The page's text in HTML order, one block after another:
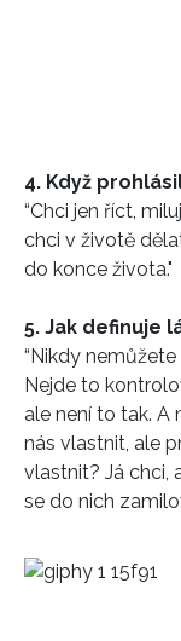
4. Když
“Chci jen říct,
chci v životě
do konce života."
5. Jak definuje
“Nikdy
Nejde to
ale není to tak. A
nás vlastnit, ale
vlastnit? Já chci,
se do nich